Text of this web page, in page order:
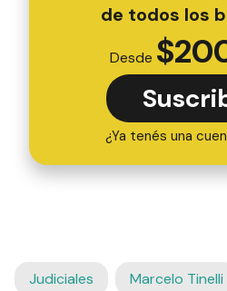
de todos los
Desde $
¿Ya tenés una
Judiciales Marcelo Tinelli